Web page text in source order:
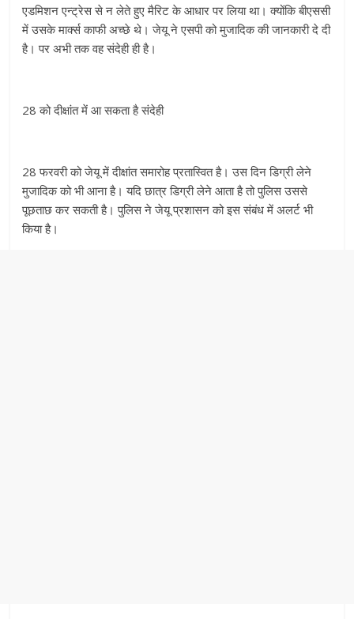
एडमिशन एन्ट्रेस से न लेते हुए मैरिट के आधार पर लिया था। क्योंकि बीएससी
में उसके मार्क्स काफी अच्छे थे। जेयू ने एसपी को मुजादिक की जानकारी दे दी
है। पर अभी तक वह संदेही ही है।
28 को दीक्षांत में आ सकता है संदेही
28 फरवरी को जेयू में दीक्षांत समारोह प्रतास्वित है। उस दिन डिग्री लेने
मुजादिक को भी आना है। यदि छात्र डिग्री लेने आता है तो पुलिस उससे
पूछताछ कर सकती है। पुलिस ने जेयू प्रशासन को इस संबंध में अलर्ट भी
किया है।